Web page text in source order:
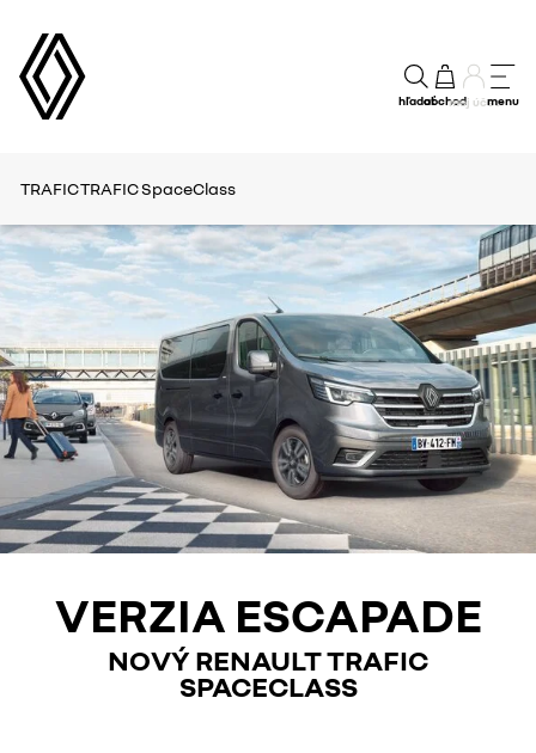
hľadaťobchodmôj účetmenu
TRAFICTRAFIC SpaceClass
VERZIA ESCAPADE
NOVÝ RENAULT TRAFIC
SPACECLASS